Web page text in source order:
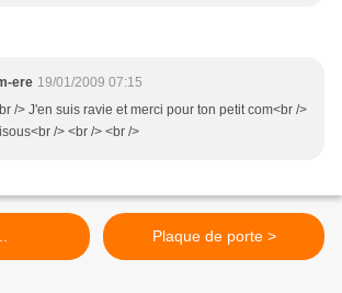
ere 19/01/2009 07:15
/> J'en suis ravie et merci pour ton petit com<br />
/> <br /> <br />
Plaque de porte >